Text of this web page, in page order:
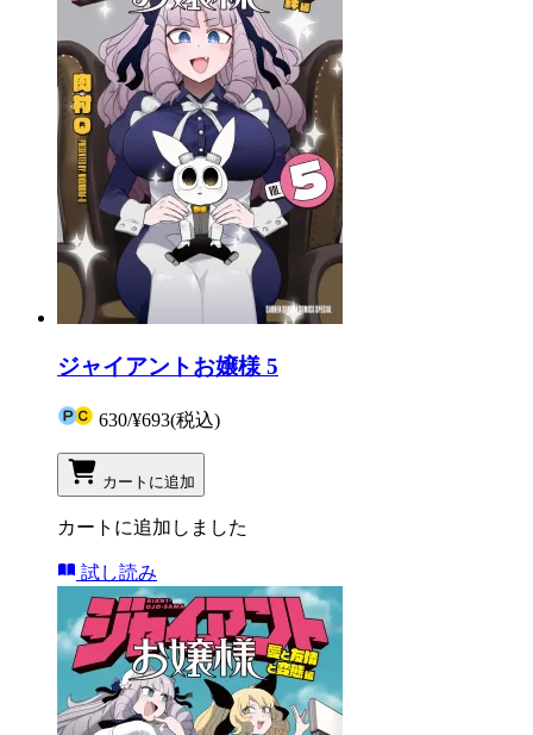
ジャイアントお嬢様 5
630/¥693(税込)
カートに追加
カートに追加しました
試し読み